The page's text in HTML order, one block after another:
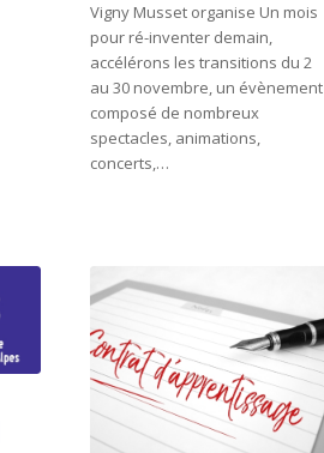
Vigny Musset organise Un mois
pour ré-inventer demain,
accélérons les transitions du 2
au 30 novembre, un évènement
composé de nombreux
spectacles, animations,
concerts,…